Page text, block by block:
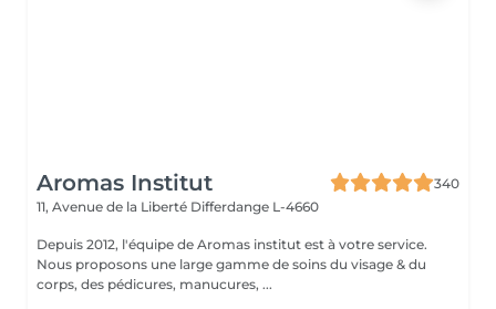
Aromas Institut
340
11, Avenue de la Liberté Differdange L-4660
Depuis 2012, l'équipe de Aromas institut est à votre service.
Nous proposons une large gamme de soins du visage & du
corps, des pédicures, manucures, ...